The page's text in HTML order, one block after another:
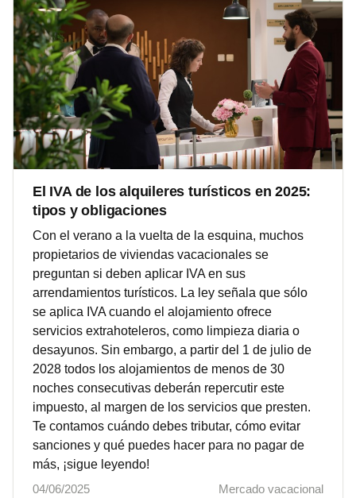
El IVA de los alquileres turísticos en 2025:
tipos y obligaciones
Con el verano a la vuelta de la esquina, muchos
propietarios de viviendas vacacionales se
preguntan si deben aplicar IVA en sus
arrendamientos turísticos. La ley señala que sólo
se aplica IVA cuando el alojamiento ofrece
servicios extrahoteleros, como limpieza diaria o
desayunos. Sin embargo, a partir del 1 de julio de
2028 todos los alojamientos de menos de 30
noches consecutivas deberán repercutir este
impuesto, al margen de los servicios que presten.
Te contamos cuándo debes tributar, cómo evitar
sanciones y qué puedes hacer para no pagar de
más, ¡sigue leyendo!
04/06/2025
Mercado vacacional